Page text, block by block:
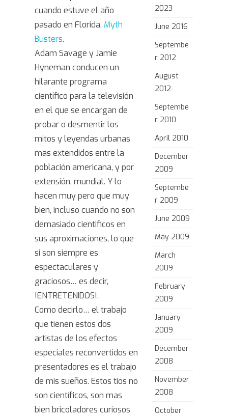
cuando estuve el año
pasado en Florida, Myth
Busters.
Adam Savage y Jamie
Hyneman conducen un
hilarante programa
científico para la televisión
en el que se encargan de
probar o desmentir los
mitos y leyendas urbanas
mas extendidos entre la
población americana, y por
extensión, mundial. Y lo
hacen muy pero que muy
bien, incluso cuando no son
demasiado cientificos en
sus aproximaciones, lo que
si son siempre es
espectaculares y
graciosos… es decir,
!ENTRETENIDOS!.
Como decirlo… el trabajo
que tienen estos dos
artistas de los efectos
especiales reconvertidos en
presentadores es el trabajo
de mis sueños. Estos tios no
son científicos, son mas
bien bricoladores curiosos
2023
June 2016
Septembe
r 2012
August
2012
Septembe
r 2010
April 2010
December
2009
Septembe
r 2009
June 2009
May 2009
March
2009
February
2009
January
2009
December
2008
November
2008
October